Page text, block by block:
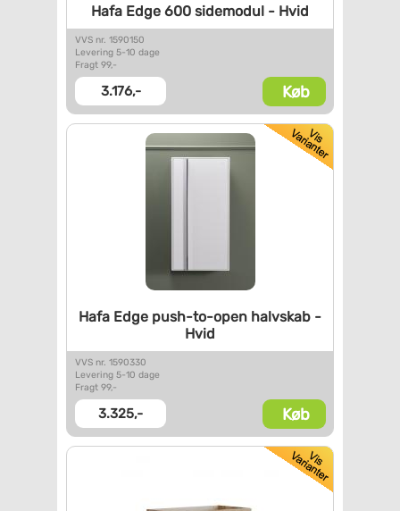
Hafa Edge 600 sidemodul - Hvid
VVS nr. 1590150
Levering 5-10 dage
Fragt 99,-
3.176,- Køb
Hafa Edge push-to-open halvskab -
Hvid
VVS nr. 1590330
Levering 5-10 dage
Fragt 99,-
3.325,- Køb